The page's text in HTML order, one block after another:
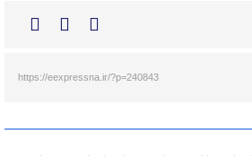
https://eexpressna.ir/?p=240843